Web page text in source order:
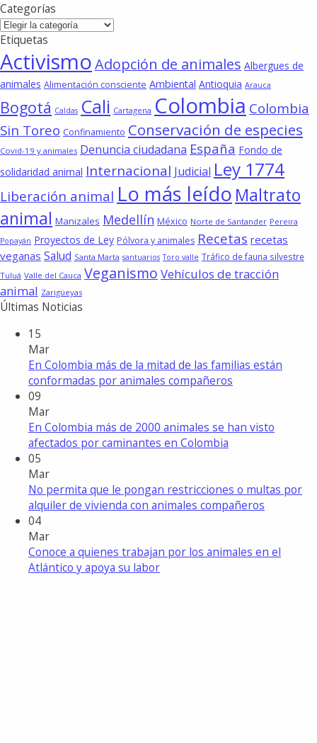
Categorías
Categorías
Etiquetas
ActivismoAdopción de animales Albergues de
animales Alimentación consciente Ambiental Antioquia Arauca
Bogotá Caldas Cali Cartagena Colombia Colombia
Sin Toreo Confinamiento Conservación de especies
Covid-19 y animales Denuncia ciudadana España Fondo de
solidaridad animal Internacional Judicial Ley 1774
Liberación animal Lo más leído Maltrato
animal Manizales Medellín México Norte de Santander Pereira
Popayán Proyectos de Ley Pólvora y animales Recetas recetas
veganas Salud Santa Marta santuarios Toro valle Tráfico de fauna silvestre
Tuluá Valle del Cauca Veganismo Vehículos de tracción
animal Zarigüeyas
Últimas Noticias
15
Mar
En Colombia más de la mitad de las familias están
conformadas por animales compañeros
09
Mar
En Colombia más de 2000 animales se han visto
afectados por caminantes en Colombia
05
Mar
No permita que le pongan restricciones o multas por
alquiler de vivienda con animales compañeros
04
Mar
Conoce a quienes trabajan por los animales en el
Atlántico y apoya su labor